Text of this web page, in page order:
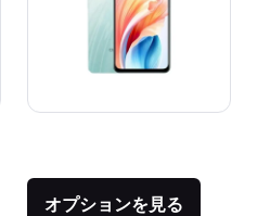
オプションを見る